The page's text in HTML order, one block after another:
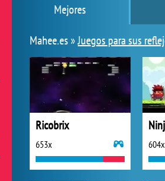
Mejores
Mahee.es »Juegos para sus
Ricobrix
653x 604x